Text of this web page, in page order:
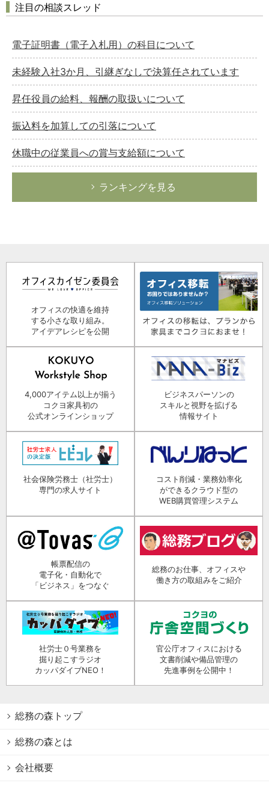
注目の相談スレッド
電子証明書（電子入札用）の科目について
未経験入社3か月、引継ぎなしで決算任されています
昇任役員の給料、報酬の取扱いについて
振込料を加算しての引落について
休職中の従業員への賞与支給額について
ランキングを見る
オフィスの快適を維持
する小さな取り組み。
アイデアレシピを公開
4,000アイテム以上が揃う
コクヨ家具初の
公式オンラインショップ
ビジネスパーソンの
スキルと視野を拡げる
情報サイト
社会保険労務士（社労士）
専門の求人サイト
コスト削減・業務効率化
ができるクラウド型の
WEB購買管理システム
帳票配信の
電子化・自動化で
「ビジネス」をつなぐ
総務のお仕事、オフィスや
働き方の取組みをご紹介
社労士０号業務を
掘り起こすラジオ
カッパダイブNEO！
官公庁オフィスにおける
文書削減や備品管理の
先進事例を公開中！
総務の森トップ
総務の森とは
会社概要